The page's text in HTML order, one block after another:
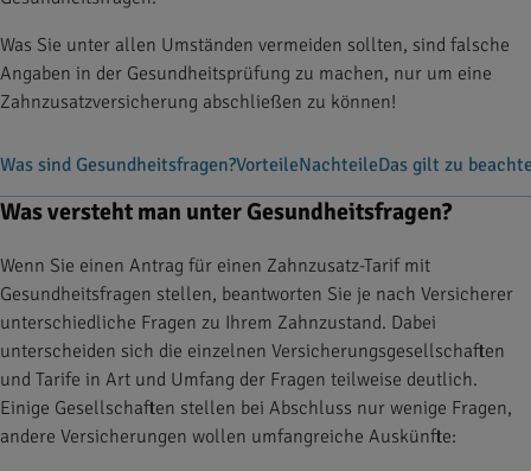
Was Sie unter allen Umständen vermeiden sollten, sind falsche
Angaben in der Gesundheitsprüfung zu machen, nur um eine
Zahnzusatzversicherung abschließen zu können!
Was sind Gesundheitsfragen?VorteileNachteileDas gilt zu
Was versteht man unter Gesundheitsfragen?
Wenn Sie einen Antrag für einen Zahnzusatz-Tarif mit
Gesundheitsfragen stellen, beantworten Sie je nach Versicherer
unterschiedliche Fragen zu Ihrem Zahnzustand. Dabei
unterscheiden sich die einzelnen Versicherungsgesellschaften
und Tarife in Art und Umfang der Fragen teilweise deutlich.
Einige Gesellschaften stellen bei Abschluss nur wenige Fragen,
andere Versicherungen wollen umfangreiche Auskünfte: